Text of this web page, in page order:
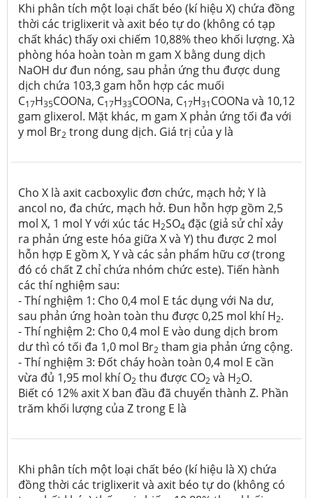
Khi phân tích một loại chất béo (kí hiệu X) chứa đồng
thời các triglixerit và axit béo tự do (không có tạp
chất khác) thấy oxi chiếm 10,88% theo khối lượng. Xà
phòng hóa hoàn toàn m gam X bằng dung dịch
NaOH dư đun nóng, sau phản ứng thu được dung
dịch chứa 103,3 gam hỗn hợp các muối
C17H35COONa, C17H33COONa, C17H31COONa và 10,12
gam glixerol. Mặt khác, m gam X phản ứng tối đa với
y mol Br2 trong dung dịch. Giá trị của y là
Cho X là axit cacboxylic đơn chức, mạch hở; Y là
ancol no, đa chức, mạch hở. Đun hỗn hợp gồm 2,5
mol X, 1 mol Y với xúc tác H2SO4 đặc (giả sử chỉ xảy
ra phản ứng este hóa giữa X và Y) thu được 2 mol
hỗn hợp E gồm X, Y và các sản phẩm hữu cơ (trong
đó có chất Z chỉ chứa nhóm chức este). Tiến hành
các thí nghiệm sau:
- Thí nghiệm 1: Cho 0,4 mol E tác dụng với Na dư,
sau phản ứng hoàn toàn thu được 0,25 mol khí H2.
- Thí nghiệm 2: Cho 0,4 mol E vào dung dịch brom
dư thì có tối đa 1,0 mol Br2 tham gia phản ứng cộng.
- Thí nghiệm 3: Đốt cháy hoàn toàn 0,4 mol E cần
vừa đủ 1,95 mol khí O2 thu được CO2 và H2O.
Biết có 12% axit X ban đầu đã chuyển thành Z. Phần
trăm khối lượng của Z trong E là
Khi phân tích một loại chất béo (kí hiệu là X) chứa
đồng thời các triglixerit và axit béo tự do (không có